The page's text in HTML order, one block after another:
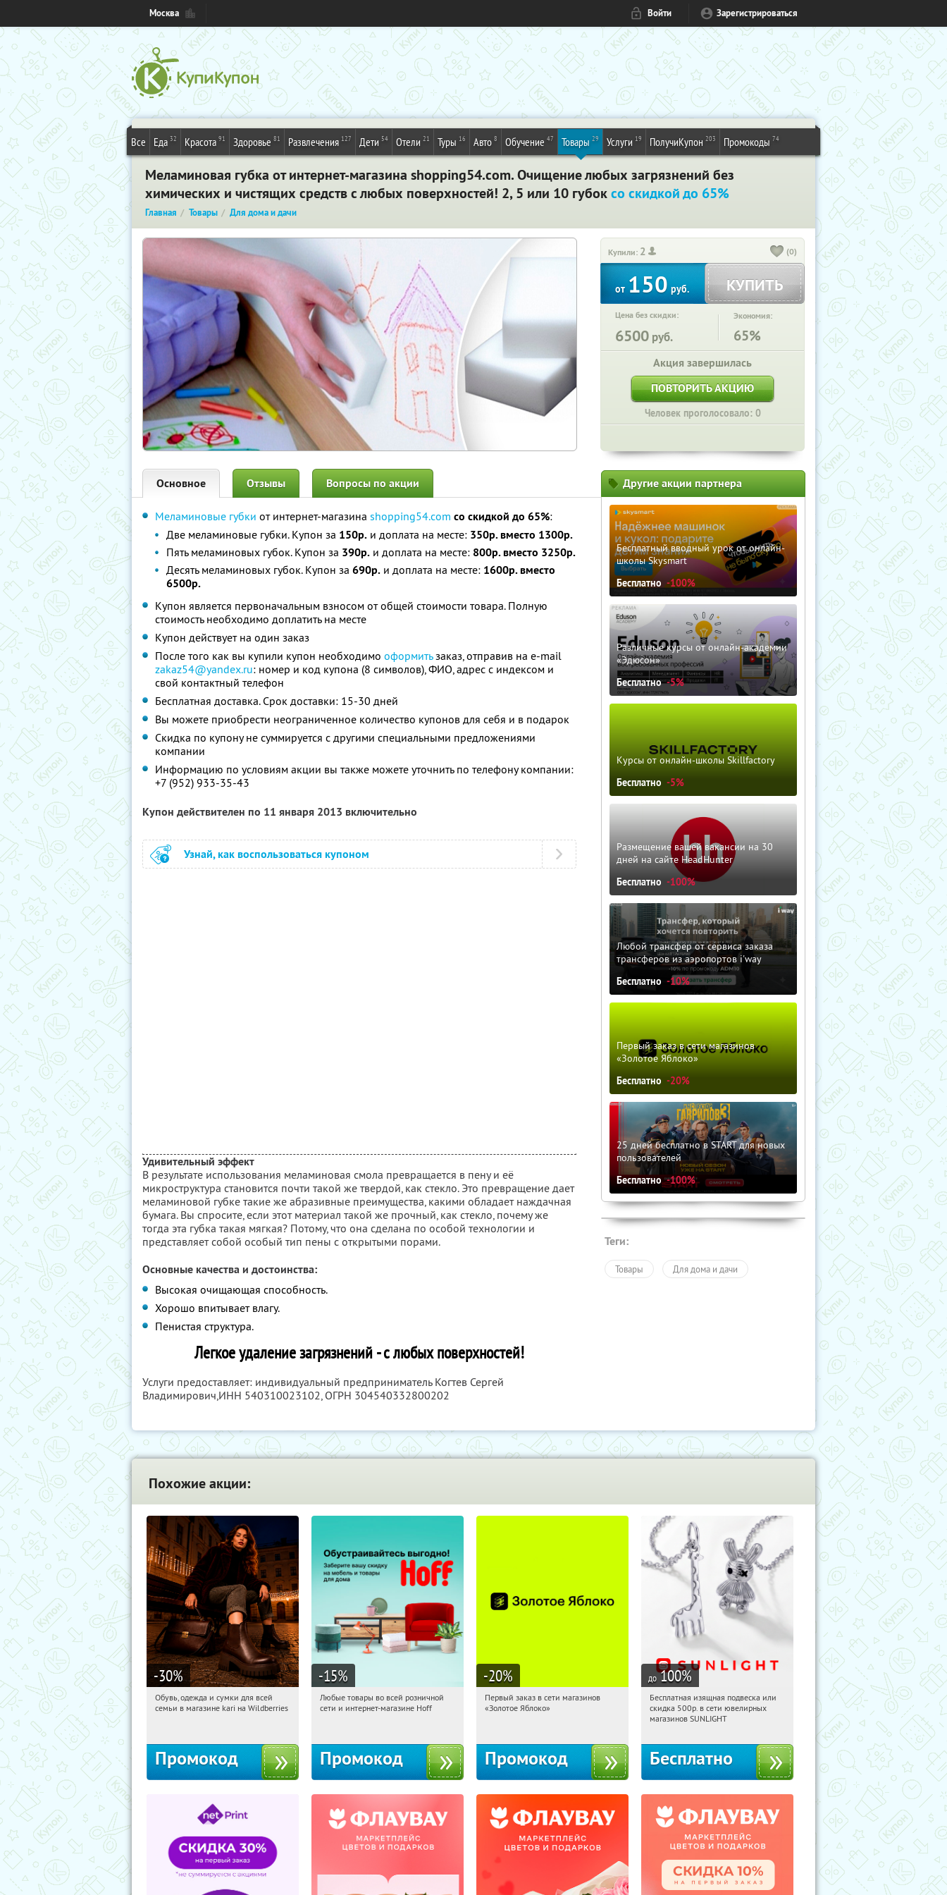
Москва Войти Зарегистрироваться
Все Еда 32 Красота 91 Здоровье 81 Развлечения 127 Дети 54 Отели 21 Туры 16 Авто 8 Обучение 47 Товары 29 Услуги 19 ПолучиКупон 203 Промокоды 74
Меламиновая губка от интернет-магазина shopping54.com. Очищение любых загрязнений без
химических и чистящих средств с любых поверхностей! 2, 5 или 10 губоксо скидкой до 65%
Главная Товары Для дома и дачи
Купили: 2 (0)
от150руб. КУПИТЬ
Цена без скидки:
6500 руб.
Экономия:
65%
Акция завершилась
ПОВТОРИТЬ АКЦИЮ
Человек проголосовало: 0
Основное Отзывы Вопросы по акции
Меламиновые губки от интернет-магазина shopping54.com со скидкой до 65%:
Две меламиновые губки. Купон за 150р. и доплата на месте: 350р. вместо 1300р.
Пять меламиновых губок. Купон за 390р. и доплата на месте: 800р. вместо 3250р.
Десять меламиновых губок. Купон за 690р. и доплата на месте: 1600р. вместо
6500р.
Купон является первоначальным взносом от общей стоимости товара. Полную
стоимость необходимо доплатить на месте
Купон действует на один заказ
После того как вы купили купон необходимо оформитьзаказ, отправив на e-mail
zakaz54@yandex.ru: номер и код купона (8 символов), ФИО, адрес с индексом и
свой контактный телефон
Бесплатная доставка. Срок доставки: 15-30 дней
Вы можете приобрести неограниченное количество купонов для себя и в подарок
Скидка по купону не суммируется с другими специальными предложениями
компании
Информацию по условиям акции вы также можете уточнить по телефону компании:
+7 (952) 933-35-43
Купон действителен по 11 января 2013 включительно
Узнай, как воспользоваться купоном
Удивительный эффект
В результате использования меламиновая смола превращается в пену и её
микроструктура становится почти такой же твердой, как стекло. Это превращение дает
меламиновой губке такие же абразивные преимущества, какими обладает наждачная
бумага. Вы спросите, если этот материал такой же прочный, как стекло, почему же
тогда эта губка такая мягкая? Потому, что она сделана по особой технологии и
представляет собой особый тип пены с открытыми порами.
Основные качества и достоинства:
Высокая очищающая способность.
Хорошо впитывает влагу.
Пенистая структура.
Легкое удаление загрязнений - с любых поверхностей!
Услуги предоставляет: индивидуальный предприниматель Когтев Сергей
Владимирович,ИНН 540310023102, ОГРН 304540332800202
Другие акции партнера
Бесплатный вводный урок от онлайн-
школы Skysmart
Бесплатно -100%
Различные курсы от онлайн-академии
«Эдюсон»
Бесплатно -5%
Курсы от онлайн-школы Skillfactory
Бесплатно -5%
Размещение вашей вакансии на 30
дней на сайте HeadHunter
Бесплатно -100%
Любой трансфер от сервиса заказа
трансферов из аэропортов i'way
Бесплатно -10%
Первый заказ в сети магазинов
«Золотое Яблоко»
Бесплатно -20%
25 дней бесплатно в START для новых
пользователей
Бесплатно -100%
Теги:
Товары Для дома и дачи
Похожие акции:
-30%
07:08:58 Получили:
Обувь, одежда и сумки для всей
семьи в магазине kari на Wildberries
Промокод
-15%
07:08:58 Получили:
Любые товары во всей розничной
сети и интернет-магазине Hoff
Промокод
-20%
07:08:58
Получи первым!
Первый заказ в сети магазинов
«Золотое Яблоко»
Промокод
до 100%
07:08:58 Получили:
Россия
Бесплатная изящная подвеска или
скидка 500р. в сети ювелирных
магазинов SUNLIGHT
Бесплатно